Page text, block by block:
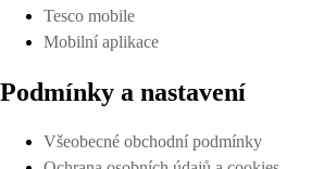
Tesco mobile
Mobilní aplikace
Podmínky a nastavení
Všeobecné obchodní podmínky